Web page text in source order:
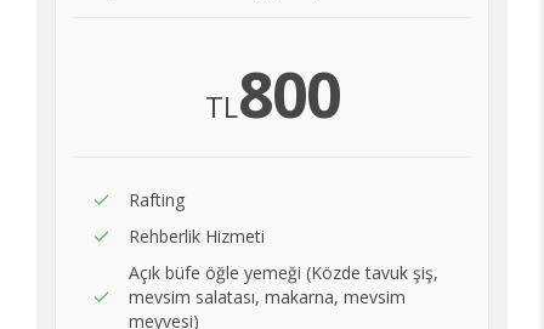
TL800
Rafting
Rehberlik Hizmeti
Açık büfe öğle yemeği (Közde tavuk şiş,
mevsim salatası, makarna, mevsim
meyvesi)